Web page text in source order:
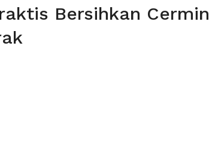
Bersihkan Cermin